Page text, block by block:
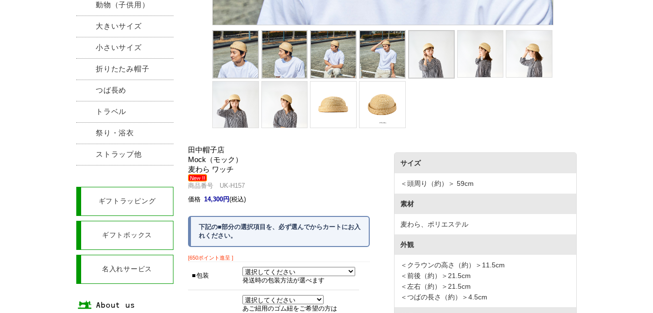
動物（子供用）
大きいサイズ
小さいサイズ
折りたたみ帽子
つば長め
トラベル
祭り・浴衣
ストラップ他
ギフトラッピング
ギフトボックス
名入れサービス
田中帽子店
Mock（モック）
麦わら ワッチ
商品番号 UK-H157
下記の■部分の選択項目を、必ず選んでからカートにお入
れください。
価格 14,300円(税込)
[650ポイント進呈 ]
包装
発送時の包装方法が選べます
あご紐用のゴム紐をご希望の方は
サイズ
＜頭周り（約）＞ 59cm
素材
麦わら、ポリエステル
外観
＜クラウンの高さ（約）＞11.5cm
＜前後（約）＞21.5cm
＜左右（約）＞21.5cm
＜つばの長さ（約）＞4.5cm